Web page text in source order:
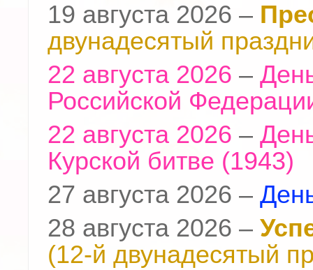
19 августа 2026 –
двунадесятый
22 августа 2026 –
Российской
22 августа 2026 –
Курской битве (1943)
27 августа 2026 –
28 августа 2026 –
(12-й двунадесятый